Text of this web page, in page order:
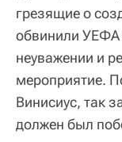
грезящие о
обвинили УЕФА
неуважении и
мероприятие.
Винисиус, так
должен был